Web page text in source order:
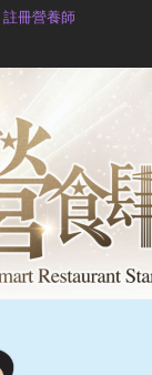
冊營養師